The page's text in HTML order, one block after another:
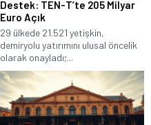
Destek: TEN-T’te 205 Milyar
Euro Açık
29 ülkede 21.521 yetişkin,
demiryolu yatırımını ulusal öncelik
olarak onayladı;...